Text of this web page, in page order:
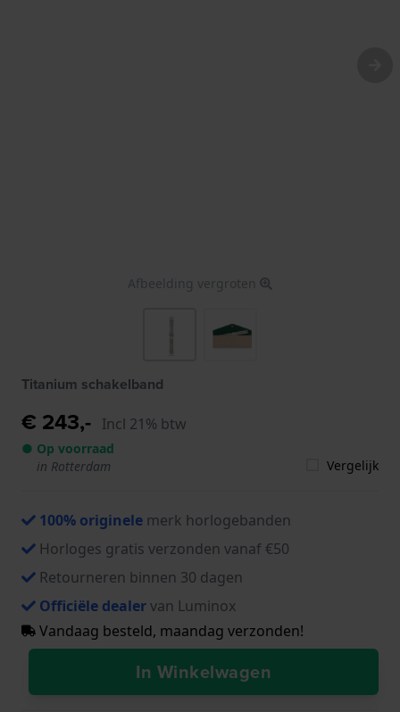
Afbeelding vergroten
Titanium schakelband
€ 243,- Incl 21% btw
● Op voorraad
in Rotterdam
Vergelijk
100% originele merk horlogebanden
Horloges gratis verzonden vanaf €50
Retourneren binnen 30 dagen
Officiële dealervan Luminox
Vandaag besteld, maandag verzonden!
In Winkelwagen